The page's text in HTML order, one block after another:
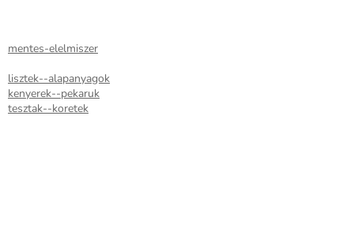
mentes-elelmiszer
lisztek--alapanyagok
kenyerek--pekaruk
tesztak--koretek